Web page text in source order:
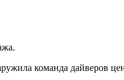
команда дайверов